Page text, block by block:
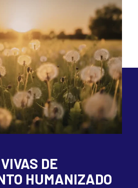
DE
HUMANIZADO